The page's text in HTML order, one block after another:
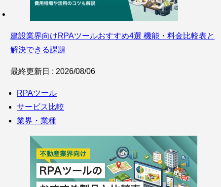
建設業界向けRPAツールおすすめ4選 機能・料金比較表と
解決できる課題
最終更新日 : 2026/08/06
RPAツール
サービス比較
業界・業種